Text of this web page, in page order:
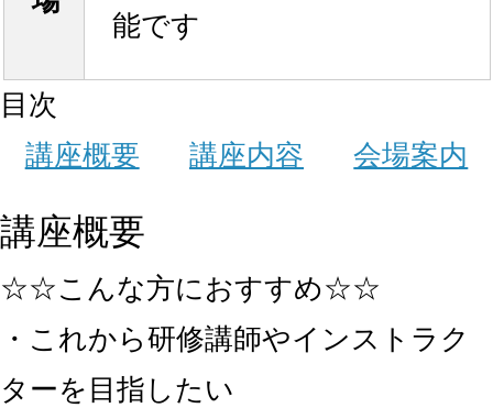
能です
目次
講座概要
講座内容 会場案内
講座概要
☆☆こんな方におすすめ☆☆
・これから研修講師やインストラク
ターを目指したい